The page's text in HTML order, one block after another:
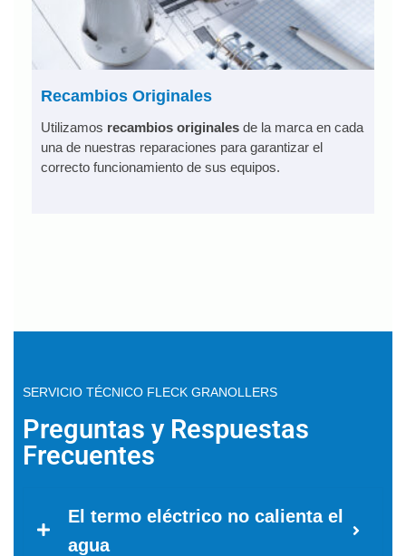
Recambios Originales
Utilizamos recambios originales de la marca en cada
una de nuestras reparaciones para garantizar el
correcto funcionamiento de sus equipos.
SERVICIO TÉCNICO FLECK GRANOLLERS
Preguntas y Respuestas
Frecuentes
El termo eléctrico no calienta el
agua